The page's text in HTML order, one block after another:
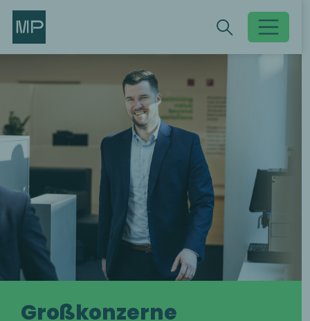
Toggle
Search Search
Großkonzerne